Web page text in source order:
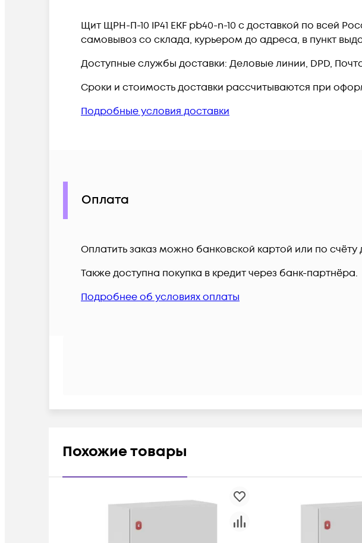
Щит ЩРН-П-10 IP41 EKF pb40-n-10 c доставкой по всей
самовывоз со склада, курьером до адреса, в пункт
Доступные службы доставки: Деловые линии, DPD,
Сроки и стоимость доставки рассчитываются при
Подробные условия доставки
Оплата
Оплатить заказ можно банковской картой или по
Также доступна покупка в кредит через банк-партнёра.
Подробнее об условиях оплаты
Похожие товары